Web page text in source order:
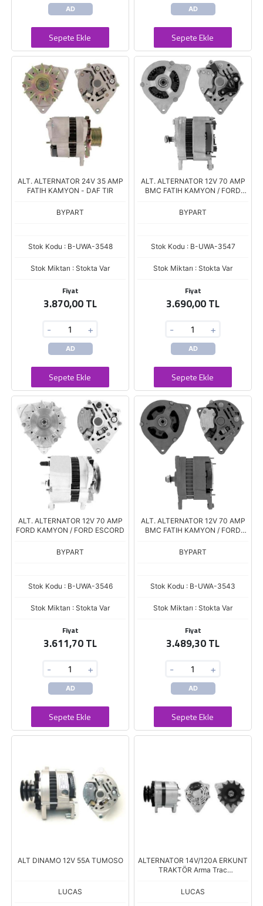
AD
Sepete Ekle
AD
Sepete Ekle
ALT. ALTERNATOR 24V 35 AMP
FATIH KAMYON - DAF TIR
BYPART
Stok Kodu : B-UWA-3548
Stok Miktarı : Stokta Var
Fiyat
3.870,00 TL
- +
AD
Sepete Ekle
ALT. ALTERNATOR 12V 70 AMP
BMC FATIH KAMYON / FORD
BYPART
Stok Kodu : B-UWA-3547
Stok Miktarı : Stokta Var
Fiyat
3.690,00 TL
- +
AD
Sepete Ekle
ALT. ALTERNATOR 12V 70 AMP
FORD KAMYON / FORD ESCORD
BYPART
Stok Kodu : B-UWA-3546
Stok Miktarı : Stokta Var
Fiyat
3.611,70 TL
- +
AD
Sepete Ekle
ALT. ALTERNATOR 12V 70 AMP
BMC FATIH KAMYON / FORD
BYPART
Stok Kodu : B-UWA-3543
Stok Miktarı : Stokta Var
Fiyat
3.489,30 TL
- +
AD
Sepete Ekle
ALT DINAMO 12V 55A TUMOSO
LUCAS
ALTERNATOR 14V/120A ERKUNT
TRAKTÖR Arma Trac
LUCAS